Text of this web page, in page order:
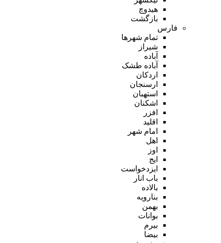
هیدوچ
بازگشت
فارس
تمام شهر‌ها
شیراز
آباده
آباده طشک
اردکان
ارسنجان
استهبان
اشکنان
افزر
اقلید
امام شهر
اهل
اوز
ایج
ایزدخواست
باب انار
بالاده
بنارویه
بهمن
بوانات
بیرم
بیضا